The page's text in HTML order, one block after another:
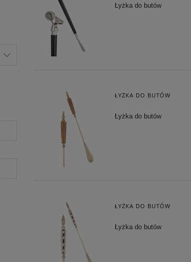
Łyżka do butów
ŁYŻKA DO BUTÓW
Łyżka do butów
ŁYŻKA DO BUTÓW
Łyżka do butów